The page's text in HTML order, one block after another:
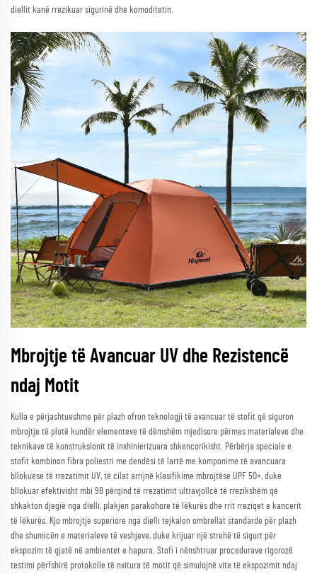
diellit kanë rrezikuar sigurinë dhe komoditetin.
Mbrojtje të Avancuar UV dhe Rezistencë
ndaj Motit
Kulla e përjashtueshme për plazh ofron teknologji të avancuar të stofit që siguron
mbrojtje të plotë kundër elementeve të dëmshëm mjedisore përmes materialeve dhe
teknikave të konstruksionit të inxhinierizuara shkencorikisht. Përbërja speciale e
stofit kombinon fibra poliestri me dendësi të lartë me komponime të avancuara
bllokuese të rrezatimit UV, të cilat arrijnë klasifikime mbrojtëse UPF 50+, duke
bllokuar efektivisht mbi 98 përqind të rrezatimit ultravjollcë të rrezikshëm që
shkakton djegië nga dielli, plakjen parakohore të lëkurës dhe rrit rreziqet e kancerit
të lëkurës. Kjo mbrojtje superiore nga dielli tejkalon ombrellat standarde për plazh
dhe shumicën e materialeve të veshjeve, duke krijuar një strehë të sigurt për
ekspozim të gjatë në ambientet e hapura. Stofi i nënshtruar procedurave rigorozë
testimi përfshirë protokolle të nxitura të motit që simulojnë vite të ekspozimit ndaj